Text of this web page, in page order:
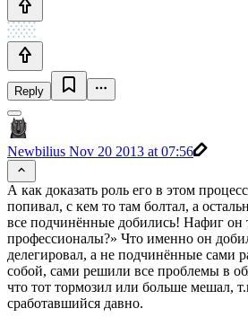
Reply
Newbilius Nov 20 2013 at 07:56
А как доказать роль его в этом
попивал, с кем то там болтал, а
все подчинённые добились! Нафиг он
профессионалы?» Что именно он
делегировал, а не подчинённые сами
собой, сами решили все проблемы в
что тот тормозил или больше мешал,
сработавшийся давно.